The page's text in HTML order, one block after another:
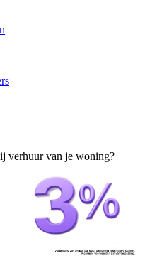
verhuur van je woning?